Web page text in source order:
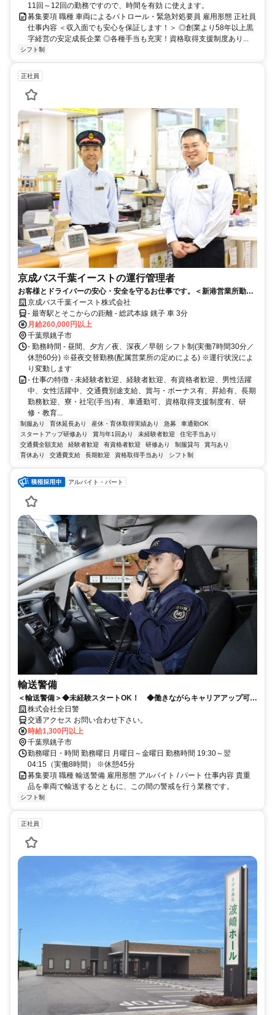
11回～12回の勤務ですので、時間を有効 に使えます。
募集要項 職種 車両によるパトロール・緊急対処要員 雇用形態 正社員
仕事内容 ＜収入面でも安心を保証します！＞ ◎創業より58年以上黒
字経営の安定成長企業 ◎各種手当も充実！資格取得支援制度あり...
シフト制
正社員
京成バス千葉イーストの運行管理者
お客様とドライバーの安心・安全を守るお仕事です。＜新港営業所勤
務 バス運行管理者 募集！＞給与・待遇ともにベースアップ！京成グル
ープの『京成バス千葉イースト』でスタッフ増員募集中です！
京成バス千葉イースト株式会社
- 最寄駅とそこからの距離 - 総武本線 銚子 車 3分
月給260,000円以上
千葉県銚子市
- 勤務時間 - 昼間、夕方／夜、深夜／早朝 シフト制(実働7時間30分／
休憩60分) ※昼夜交替勤務(配属営業所の定めによる) ※運行状況によ
り変動します
- 仕事の特徴 - 未経験者歓迎、経験者歓迎、有資格者歓迎、男性活躍
中、女性活躍中、交通費別途支給、賞与・ボーナス有、昇給有、長期
勤務歓迎、寮・社宅(手当)有、車通勤可、資格取得支援制度有、研
修・教育...
制服あり 育休延長あり 産休・育休取得実績あり 急募
車通勤OK
スタートアップ研修あり
賞与年1回あり 未経験者歓迎
住宅手当あり
交通費全額支給
経験者歓迎 有資格者歓迎 研修あり 制服貸与
賞与あり
育休あり
交通費支給 長期歓迎 資格取得手当あり シフト制
アルバイト・パート
輸送警備
＜輸送警備＞◆未経験スタートOK！ ◆働きながらキャリアアップ可
能！株式会社全日警
交通アクセス お問い合わせ下さい。
時給1,300円以上
千葉県銚子市
勤務曜日・時間 勤務曜日 月曜日～金曜日 勤務時間 19:30～翌
04:15（実働8時間） ※休憩45分
募集要項 職種 輸送警備 雇用形態 アルバイト / パート 仕事内容 貴重
品を車両で輸送するとともに、この間の警戒を行う業務です。
シフト制
正社員